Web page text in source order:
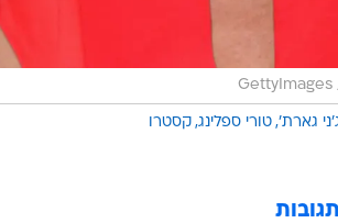
GettyImages
גארת' טורי ספלינג קסטרו